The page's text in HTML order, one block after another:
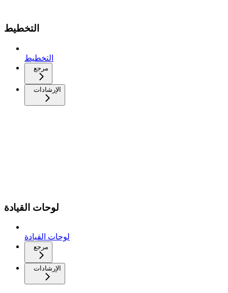
التخطيط
التخطيط
مرجع
الإرشادات
لوحات القيادة
لوحات القيادة
مرجع
الإرشادات